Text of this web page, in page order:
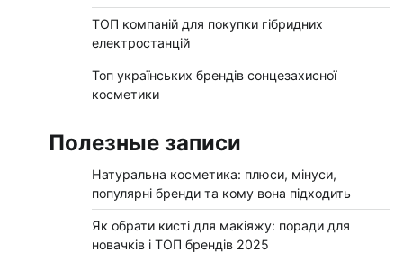
ТОП компаній для покупки гібридних
електростанцій
Топ українських брендів сонцезахисної
косметики
Полезные записи
Натуральна косметика: плюси, мінуси,
популярні бренди та кому вона підходить
Як обрати кисті для макіяжу: поради для
новачків і ТОП брендів 2025